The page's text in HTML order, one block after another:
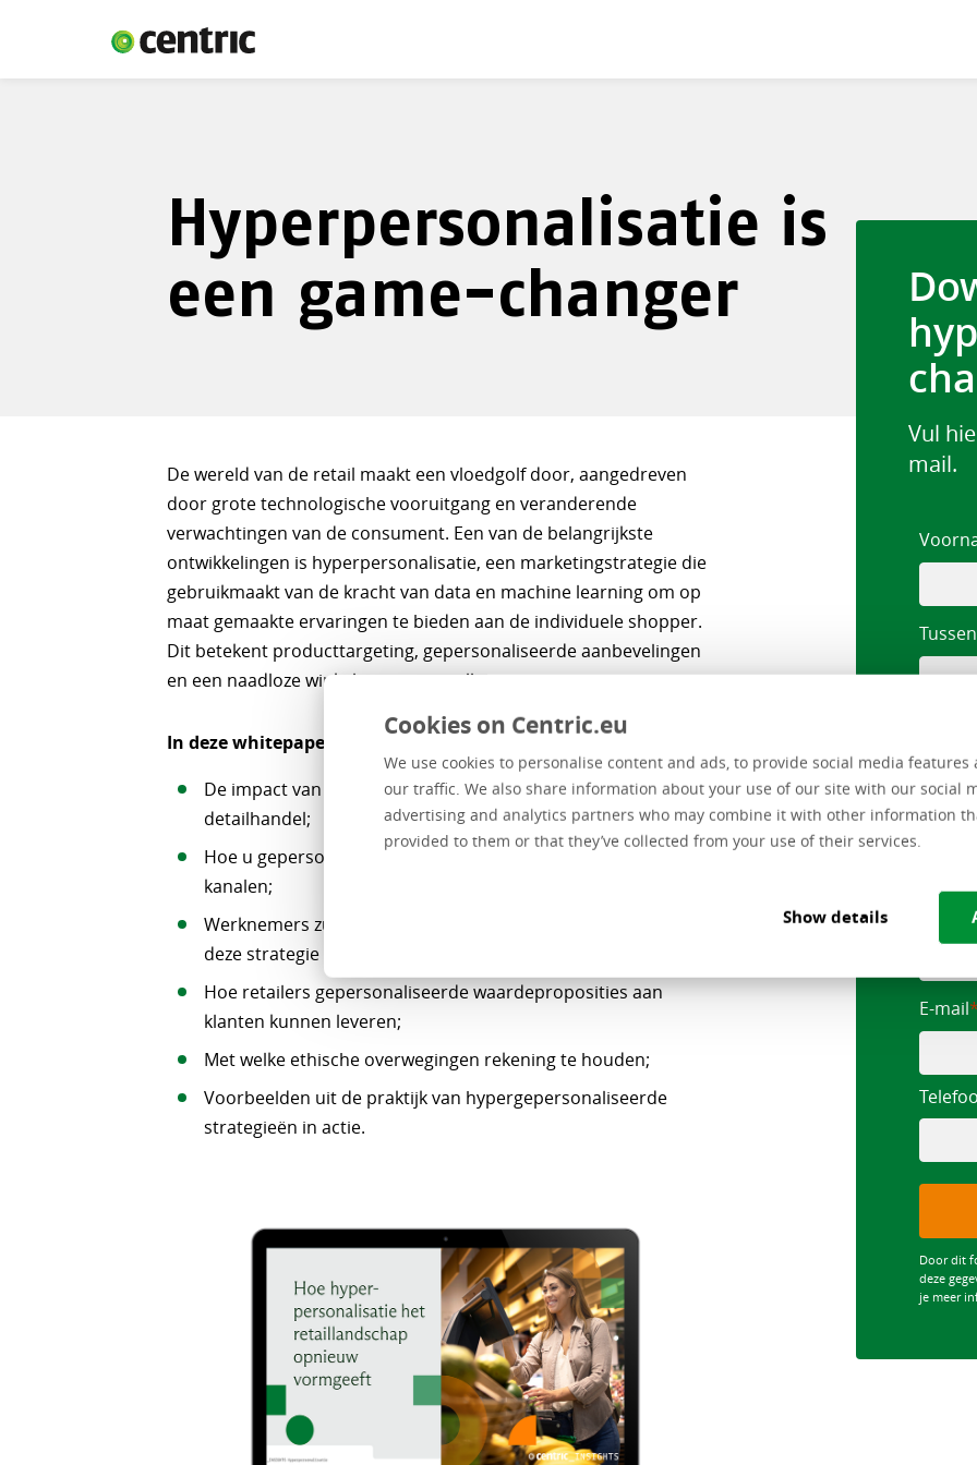
Cookies on Centric.eu
We use cookies to personalise content and ads, to provide social media features
our traffic. We also share information about your use of our site with our social
advertising and analytics partners who may combine it with other information
provided to them or that they’ve collected from your use of their services.
Show details
Hyperpersonalisatie is
een game-changer
De wereld van de retail maakt een vloedgolf door, aangedreven
door grote technologische vooruitgang en veranderende
verwachtingen van de consument. Een van de belangrijkste
ontwikkelingen is hyperpersonalisatie, een marketingstrategie die
gebruikmaakt van de kracht van data en machine learning om op
maat gemaakte ervaringen te bieden aan de individuele shopper.
Dit betekent producttargeting, gepersonaliseerde aanbevelingen
en een naadloze winkelervaring op alle contactpunten.
In deze whitepaper bespreken we:
De impact van hypergepersonaliseerde marketing op de
detailhandel;
Hoe u gepersonaliseerde ervaringen kunt bieden via meerdere
kanalen;
Werknemers zullen nieuwe vaardigheden nodig hebben om
deze strategie naar succes te leiden;
Hoe retailers gepersonaliseerde waardeproposities aan
klanten kunnen leveren;
Met welke ethische overwegingen rekening te houden;
Voorbeelden uit de praktijk van hypergepersonaliseerde
strategieën in actie.
Vul
mail.
E-mail
Door dit
deze
je meer